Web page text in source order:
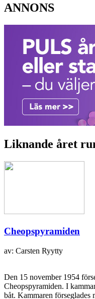
ANNONS
Liknande året
Cheopspyramiden
av: Carsten Ryytty
Den 15 november 1954
Cheopspyramiden. I
båt. Kammaren